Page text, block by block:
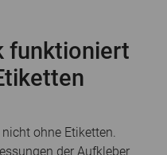
funktioniert
ohne Etiketten.
der Aufkleber